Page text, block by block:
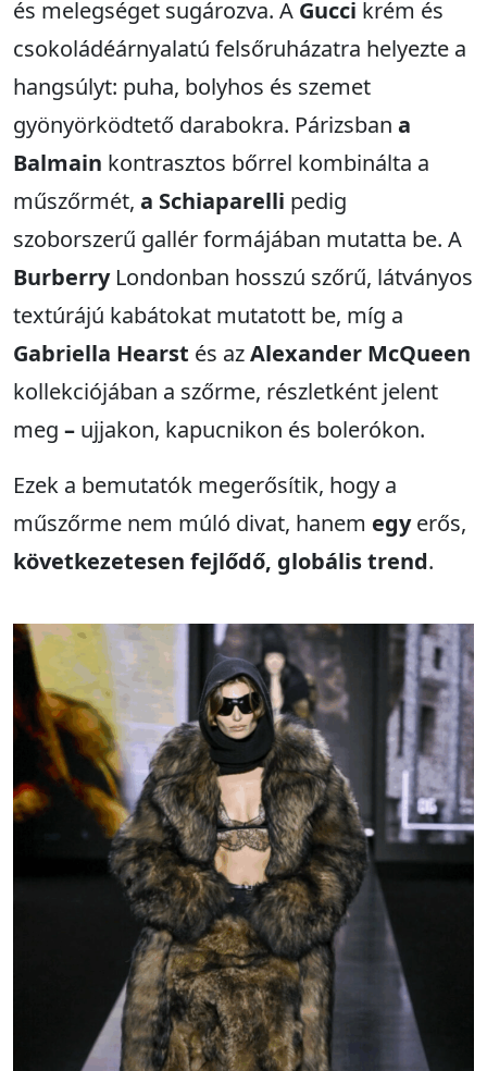
és melegséget sugározva. A Gucci krém és
csokoládéárnyalatú felsőruházatra helyezte a
hangsúlyt: puha, bolyhos és szemet
gyönyörködtető darabokra. Párizsban a
Balmain kontrasztos bőrrel kombinálta a
műszőrmét, a Schiaparelli pedig
szoborszerű gallér formájában mutatta be. A
Burberry Londonban hosszú szőrű, látványos
textúrájú kabátokat mutatott be, míg a
Gabriella Hearst és azAlexander McQueen
kollekciójában a szőrme, részletként jelent
meg – ujjakon, kapucnikon és bolerókon.
Ezek a bemutatók megerősítik, hogy a
műszőrme nem múló divat, hanem egyerős,
következetesen fejlődő, globális trend.